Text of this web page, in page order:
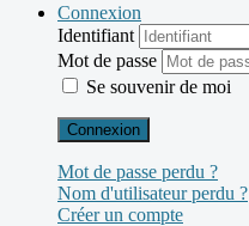
Connexion
Identifiant
Mot de passe
Se souvenir de moi
Connexion
Mot de passe perdu ?
Nom d'utilisateur perdu ?
Créer un compte